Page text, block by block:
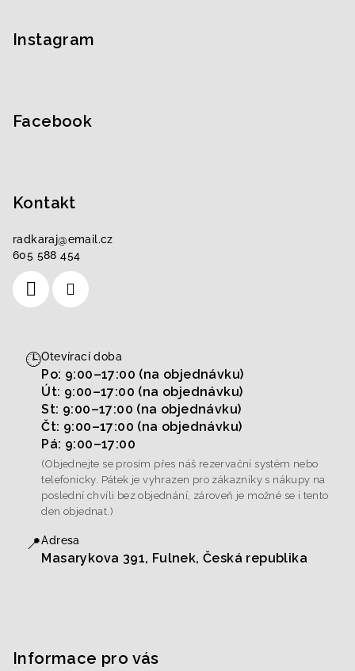
Instagram
Facebook
Kontakt
radkaraj@email.cz
605 588 454
🕒Otevírací doba
Po: 9:00–17:00 (na objednávku)
Út: 9:00–17:00 (na objednávku)
St: 9:00–17:00 (na objednávku)
Čt: 9:00–17:00 (na objednávku)
Pá: 9:00–17:00
(Objednejte se prosím přes náš rezervační systém nebo
telefonicky. Pátek je vyhrazen pro zákazníky s nákupy na
poslední chvíli bez objednání, zároveň je možné se i tento
den objednat.)
📍Adresa
Masarykova 391, Fulnek, Česká republika
Informace pro vás